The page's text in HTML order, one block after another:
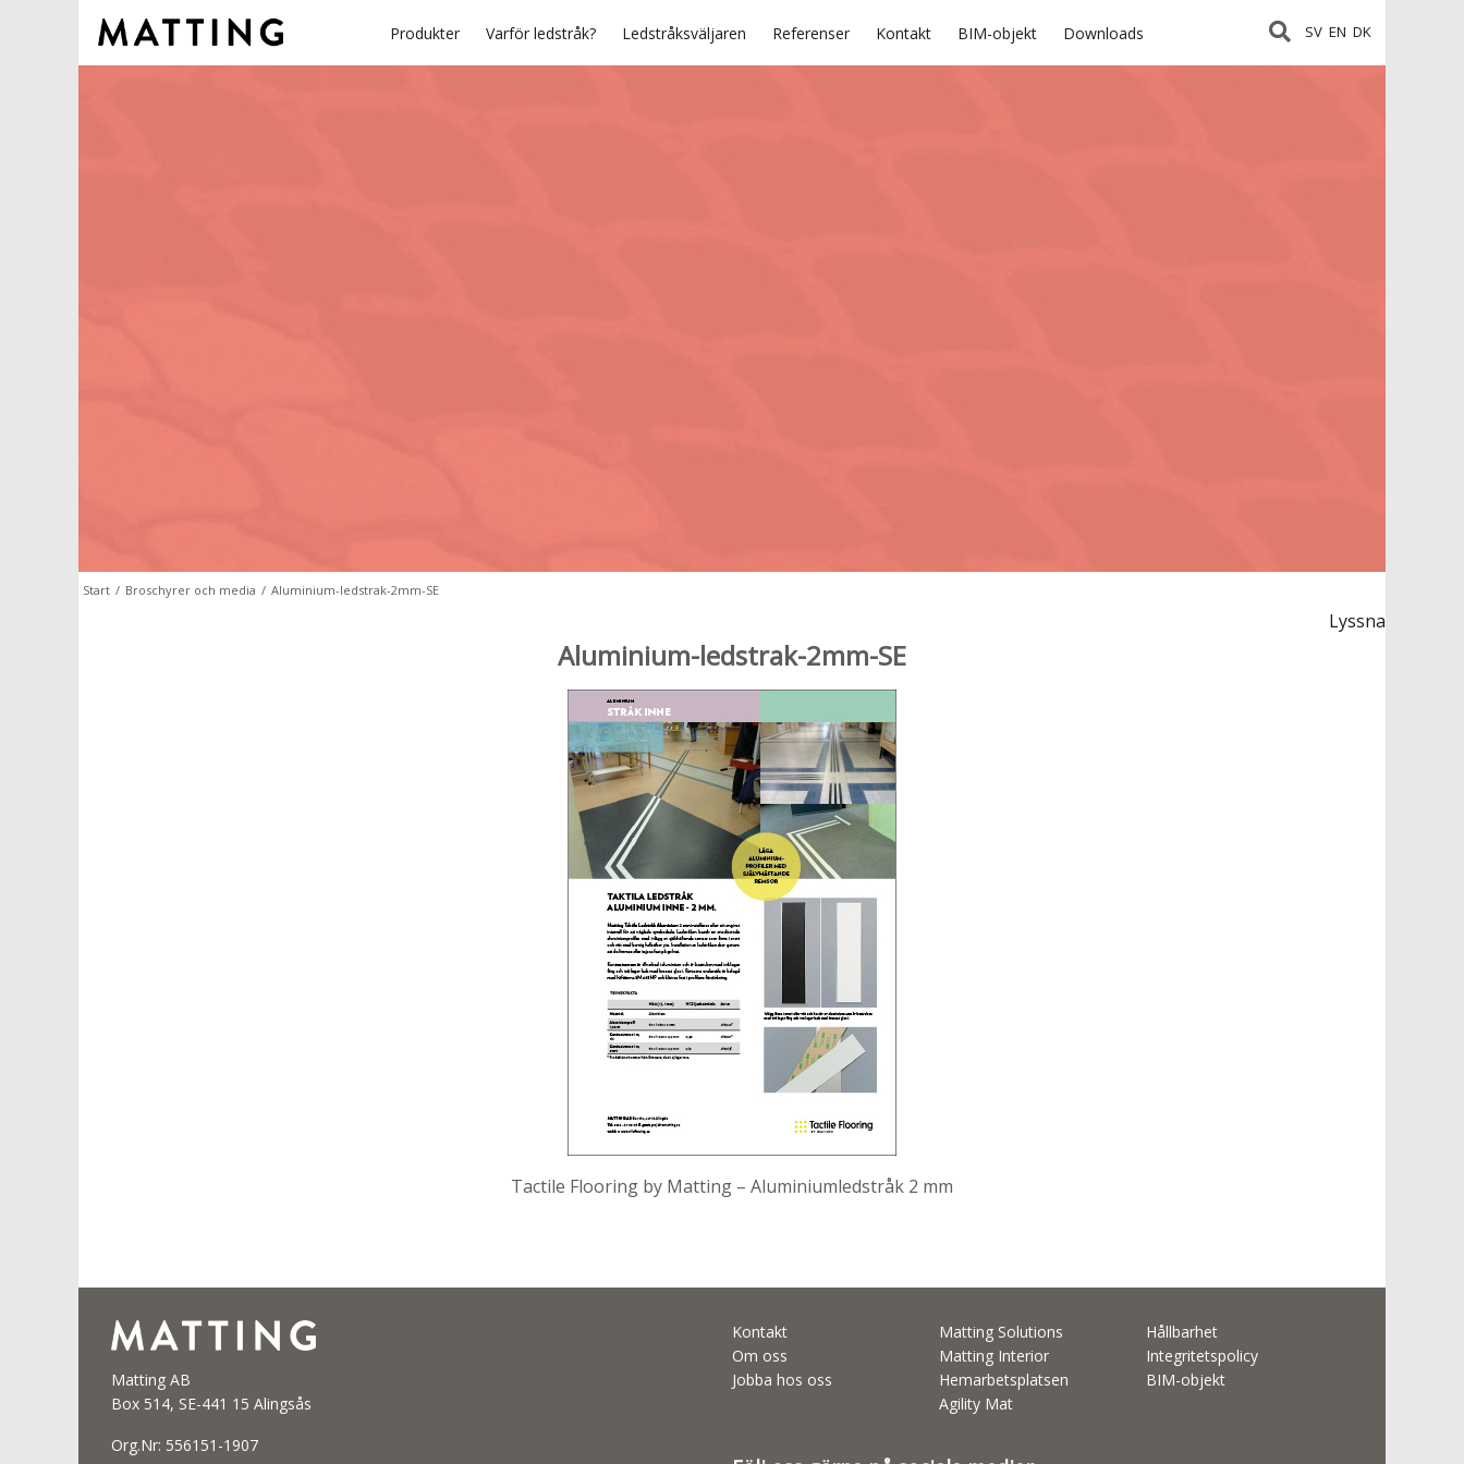
Produkter Varför ledstråk? Ledstråksväljaren Referenser Kontakt BIM-objekt Downloads SV EN DK
Start / Broschyrer och media / Aluminium-ledstrak-2mm-SE
Lyssna
Aluminium-ledstrak-2mm-SE
Tactile Flooring by Matting – Aluminiumledstråk 2 mm
Matting AB
Box 514, SE-441 15 Alingsås
Org.Nr: 556151-1907
Kontakt
Om oss
Jobba hos oss
Matting Solutions
Matting Interior
Hemarbetsplatsen
Agility Mat
Hållbarhet
Integritetspolicy
BIM-objekt